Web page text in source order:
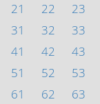
21
22 23
31
32 33
41
42 43
51
52 53
61
62 63